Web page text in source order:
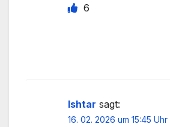
6
Ishtar sagt:
16. 02. 2026 um 15:45 Uhr